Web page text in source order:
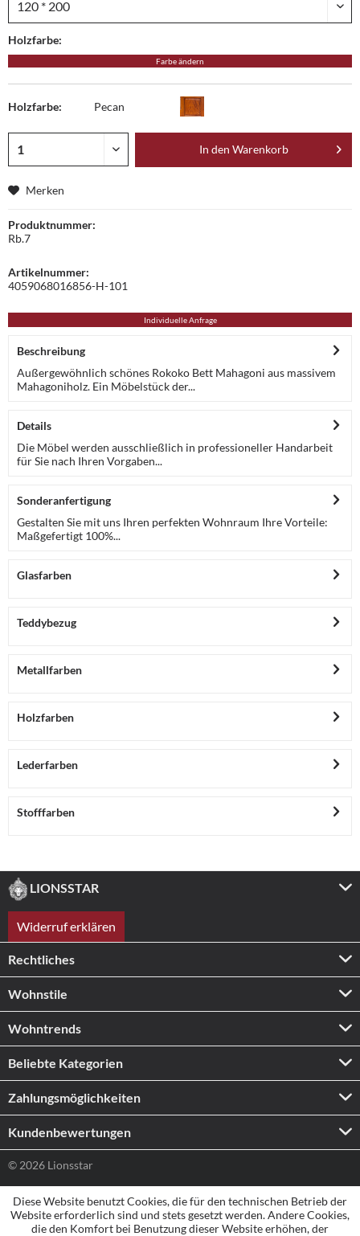
Holzfarbe:
Farbe ändern
Holzfarbe: Pecan
In den Warenkorb
Merken
Produktnummer:
Rb.7
Artikelnummer:
4059068016856-H-101
Individuelle Anfrage
Beschreibung
Außergewöhnlich schönes Rokoko Bett Mahagoni aus massivem
Mahagoniholz. Ein Möbelstück der...
Details
Die Möbel werden ausschließlich in professioneller Handarbeit
für Sie nach Ihren Vorgaben...
Sonderanfertigung
Gestalten Sie mit uns Ihren perfekten Wohnraum Ihre Vorteile:
Maßgefertigt 100%...
Glasfarben
Teddybezug
Metallfarben
Holzfarben
Lederfarben
Stofffarben
LIONSSTAR
Widerruf erklären
Rechtliches
Wohnstile
Wohntrends
Beliebte Kategorien
Zahlungs­möglichkeiten
Kundenbewertungen
© 2026 Lionsstar
Diese Website benutzt Cookies, die für den technischen Betrieb der
Website erforderlich sind und stets gesetzt werden. Andere Cookies,
die den Komfort bei Benutzung dieser Website erhöhen, der